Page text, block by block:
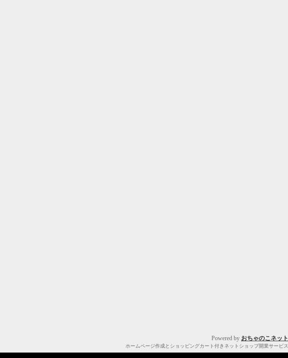
Powered by おちゃのこネット
ホームページ作成とショッピングカート付きネットショップ開業サービス